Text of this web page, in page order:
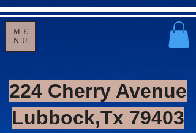
ME
NU
224 Cherry Avenue
Lubbock,Tx 79403